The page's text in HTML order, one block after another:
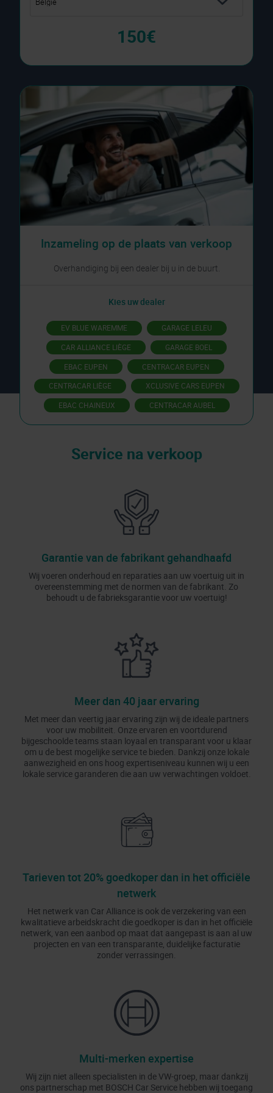
150€
Inzameling op de plaats van verkoop
Overhandiging bij een dealer bij u in de buurt.
Kies uw dealer
EV BLUE WAREMME
GARAGE LELEU
CAR ALLIANCE LIÈGE
GARAGE BOEL
EBAC EUPEN
CENTRACAR EUPEN
CENTRACAR LIÈGE
XCLUSIVE CARS EUPEN
EBAC CHAINEUX
CENTRACAR AUBEL
Service na verkoop
Garantie van de fabrikant gehandhaafd
Wij voeren onderhoud en reparaties aan uw voertuig uit in
overeenstemming met de normen van de fabrikant. Zo
behoudt u de fabrieksgarantie voor uw voertuig!
Meer dan 40 jaar ervaring
Met meer dan veertig jaar ervaring zijn wij de ideale partners
voor uw mobiliteit. Onze ervaren en voortdurend
bijgeschoolde teams staan loyaal en transparant voor u klaar
om u de best mogelijke service te bieden. Dankzij onze lokale
aanwezigheid en ons hoog expertiseniveau kunnen wij u een
lokale service garanderen die aan uw verwachtingen voldoet.
Tarieven tot 20% goedkoper dan in het officiële
netwerk
Het netwerk van Car Alliance is ook de verzekering van een
kwalitatieve arbeidskracht die goedkoper is dan in het officiële
netwerk, van een aanbod op maat dat aangepast is aan al uw
projecten en van een transparante, duidelijke facturatie
zonder verrassingen.
Multi-merken expertise
Wij zijn niet alleen specialisten in de VW-groep, maar dankzij
ons partnerschap met BOSCH Car Service hebben wij toegang